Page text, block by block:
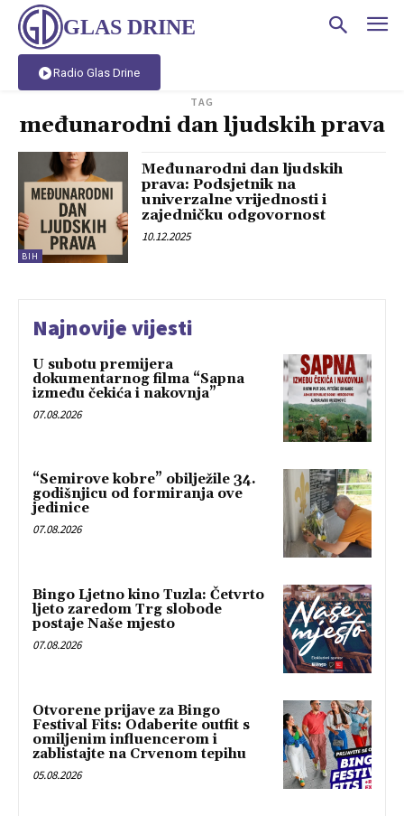
GLAS DRINE
Radio Glas Drine
TAG
međunarodni dan ljudskih prava
BIH
Međunarodni dan ljudskih
prava: Podsjetnik na
univerzalne vrijednosti i
zajedničku odgovornost
10.12.2025
Najnovije vijesti
U subotu premijera
dokumentarnog filma “Sapna
između čekića i nakovnja”
07.08.2026
“Semirove kobre” obilježile 34.
godišnjicu od formiranja ove
jedinice
07.08.2026
Bingo Ljetno kino Tuzla: Četvrto
ljeto zaredom Trg slobode
postaje Naše mjesto
07.08.2026
Otvorene prijave za Bingo
Festival Fits: Odaberite outfit s
omiljenim influencerom i
zablistajte na Crvenom tepihu
05.08.2026